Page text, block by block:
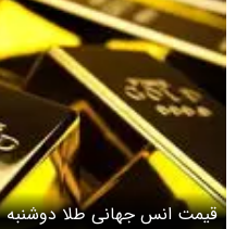
قیمت انس جهانی طلا دوشنبه ۲۶ خرداد ۱۴۰۴ اعلام شد